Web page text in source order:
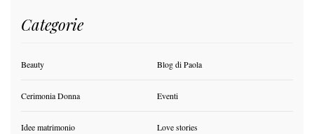
Categorie
Beauty Blog di Paola
Cerimonia Donna Eventi
Idee matrimonio Love stories